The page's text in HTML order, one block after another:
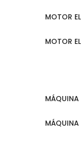
MOTOR
MOTOR